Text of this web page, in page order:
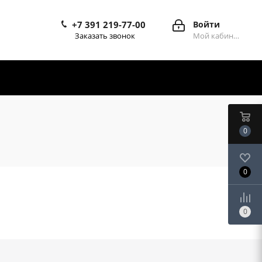
Войти
Мой кабинет
+7 391 219-77-00
Заказать звонок
0
0
0